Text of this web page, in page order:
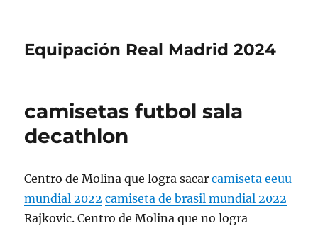
Equipación Real Madrid 2024
camisetas futbol sala
decathlon
Centro de Molina que logra sacarcamiseta eeuu
mundial 2022 camiseta de brasil mundial 2022
Rajkovic. Centro de Molina que no logra